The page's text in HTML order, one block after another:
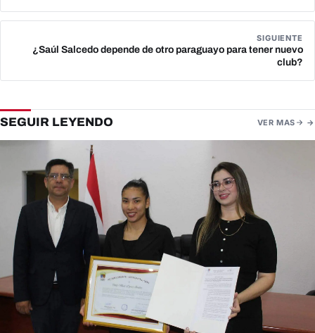
SIGUIENTE
¿Saúl Salcedo depende de otro paraguayo para tener nuevo
club?
SEGUIR LEYENDO VER MAS